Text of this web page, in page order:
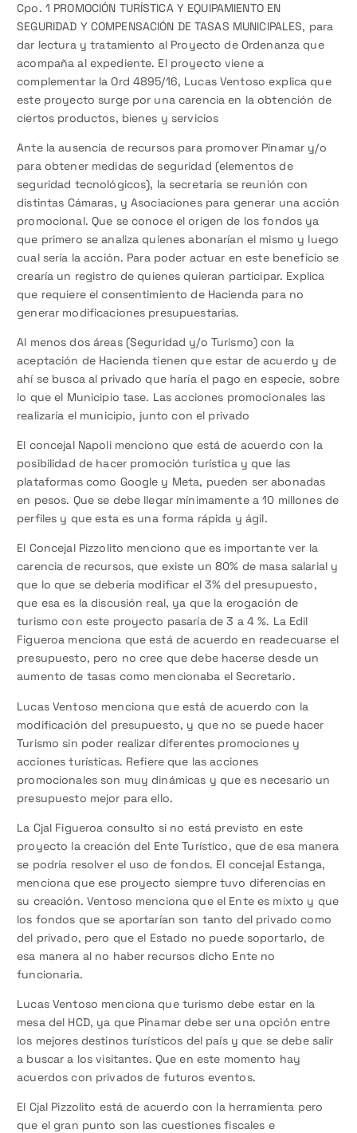
Cpo. 1 PROMOCIÓN TURÍSTICA Y EQUIPAMIENTO EN
SEGURIDAD Y COMPENSACIÓN DE TASAS MUNICIPALES, para
dar lectura y tratamiento al Proyecto de Ordenanza que
acompaña al expediente. El proyecto viene a
complementar la Ord 4895/16, Lucas Ventoso explica que
este proyecto surge por una carencia en la obtención de
ciertos productos, bienes y servicios
Ante la ausencia de recursos para promover Pinamar y/o
para obtener medidas de seguridad (elementos de
seguridad tecnológicos), la secretaria se reunión con
distintas Cámaras, y Asociaciones para generar una acción
promocional. Que se conoce el origen de los fondos ya
que primero se analiza quienes abonarían el mismo y luego
cual sería la acción. Para poder actuar en este beneficio se
crearía un registro de quienes quieran participar. Explica
que requiere el consentimiento de Hacienda para no
generar modificaciones presupuestarias.
Al menos dos áreas (Seguridad y/o Turismo) con la
aceptación de Hacienda tienen que estar de acuerdo y de
ahí se busca al privado que haría el pago en especie, sobre
lo que el Municipio tase. Las acciones promocionales las
realizaría el municipio, junto con el privado
El concejal Napoli menciono que está de acuerdo con la
posibilidad de hacer promoción turística y que las
plataformas como Google y Meta, pueden ser abonadas
en pesos. Que se debe llegar mínimamente a 10 millones de
perfiles y que esta es una forma rápida y ágil.
El Concejal Pizzolito menciono que es importante ver la
carencia de recursos, que existe un 80% de masa salarial y
que lo que se debería modificar el 3% del presupuesto,
que esa es la discusión real, ya que la erogación de
turismo con este proyecto pasaría de 3 a 4 %. La Edil
Figueroa menciona que está de acuerdo en readecuarse el
presupuesto, pero no cree que debe hacerse desde un
aumento de tasas como mencionaba el Secretario.
Lucas Ventoso menciona que está de acuerdo con la
modificación del presupuesto, y que no se puede hacer
Turismo sin poder realizar diferentes promociones y
acciones turísticas. Refiere que las acciones
promocionales son muy dinámicas y que es necesario un
presupuesto mejor para ello.
La Cjal Figueroa consulto si no está previsto en este
proyecto la creación del Ente Turístico, que de esa manera
se podría resolver el uso de fondos. El concejal Estanga,
menciona que ese proyecto siempre tuvo diferencias en
su creación. Ventoso menciona que el Ente es mixto y que
los fondos que se aportarían son tanto del privado como
del privado, pero que el Estado no puede soportarlo, de
esa manera al no haber recursos dicho Ente no
funcionaria.
Lucas Ventoso menciona que turismo debe estar en la
mesa del HCD, ya que Pinamar debe ser una opción entre
los mejores destinos turísticos del país y que se debe salir
a buscar a los visitantes. Que en este momento hay
acuerdos con privados de futuros eventos.
El Cjal Pizzolito está de acuerdo con la herramienta pero
que el gran punto son las cuestiones fiscales e